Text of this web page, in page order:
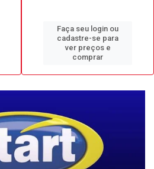
Faça seu login ou
cadastre-se para
ver preços e
comprar